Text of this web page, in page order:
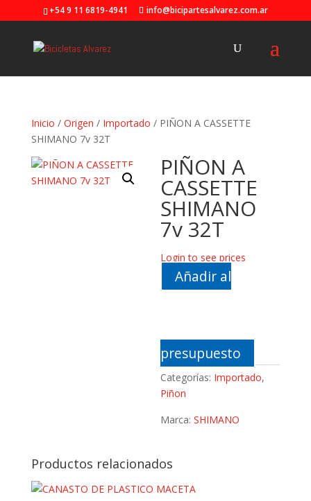
+54 9 11 6819-4941 info@bicipartesalvarez.com.ar
Inicio / Origen / Importado / PIÑON A CASSETTE
SHIMANO 7v 32T
PIÑON A
CASSETTE
SHIMANO
7v 32T
Login to see prices
Añadir al
presupuesto
Categorías: Importado,
Piñon
Marca:SHIMANO
Productos relacionados